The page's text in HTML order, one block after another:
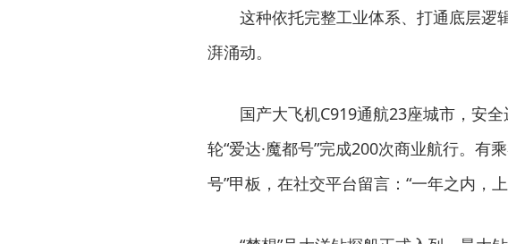
这种依托完整工业体系、打通底层逻
湃涌动。
国产大飞机C919通航23座城市，安全
轮“爱达·魔都号”完成200次商业航行。有
号”甲板，在社交平台留言：“一年之内，